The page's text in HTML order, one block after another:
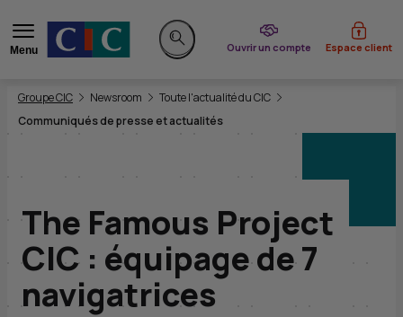
Menu
Rechercher sur le site
Ouvrir un compte
du CIC Espace client
Vous êtes ici:
Groupe CIC Newsroom
Toute l'actualité du CIC
Communiqués de presse et actualités
The Famous Project
CIC : équipage de 7
navigatrices